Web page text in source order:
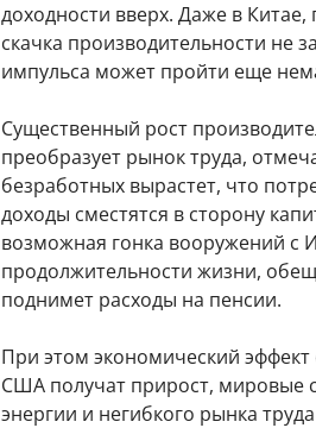
доходности вверх. Даже в
скачка производительности не
импульса может пройти еще
Существенный рост
преобразует рынок труда,
безработных вырастет, что
доходы сместятся в сторону
возможная гонка вооружений с
продолжительности жизни,
поднимет расходы на пенсии.
При этом экономический
США получат прирост, мировые
энергии и негибкого рынка